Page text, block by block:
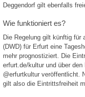
Deggendorf gilt ebenfalls
Wie funktioniert es?
Die Regelung gilt künftig für
(DWD) für Erfurt eine
mehr prognostiziert. Die
erfurt.de/kultur und über
@erfurtkultur veröffentlicht.
gilt also die Eintrittsfreiheit